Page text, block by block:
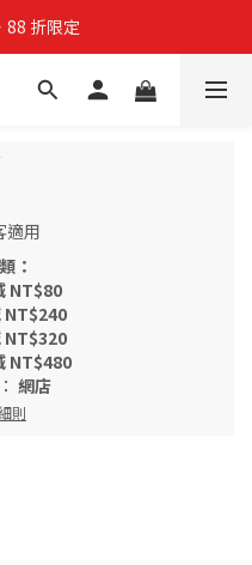
88 折限定
88 折限定
6 件 $888
折限定
適用
：
NT$80
NT$240
NT$320
NT$480
網店
則